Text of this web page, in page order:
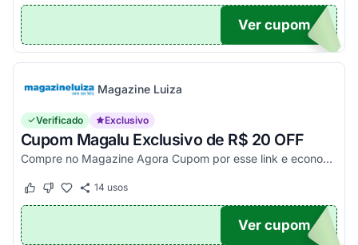
TICO
Ver cupom
Magazine Luiza
Verificado Exclusivo
Cupom Magalu Exclusivo de R$ 20 OFF
Compre no Magazine Agora Cupom por esse link e economize R$ 20 na compra de produtos acima de R$ 999 vendidos e entregues por Magazine Luiza. Economize!
Este cupom funcionou
Este cupom não funcionou
14 usos
UPOM
Ver cupom